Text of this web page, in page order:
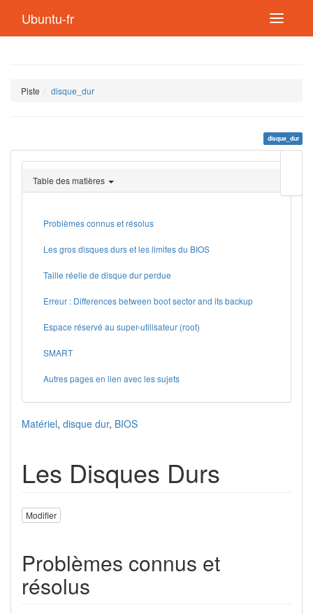
Ubuntu-fr
Piste disque_dur
disque_dur
page
Table des matières
Problèmes connus et résolus
Les gros disques durs et les limites du BIOS
Taille réelle de disque dur perdue
Erreur : Differences between boot sector and its backup
Espace réservé au super-utilisateur (root)
SMART
Autres pages en lien avec les sujets
Matériel, disque dur, BIOS
Les Disques Durs
Modifier
Problèmes connus et
résolus